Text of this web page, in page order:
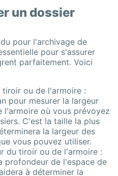
un dossier
pour l'archivage de
pour s'assurer
parfaitement. Voici
tiroir ou de l'armoire :
pour mesurer la largeur
l'armoire où vous prévoyez
C'est la taille la plus
la largeur des
vous pouvez utiliser.
du tiroir ou de l'armoire :
profondeur de l'espace de
à déterminer la